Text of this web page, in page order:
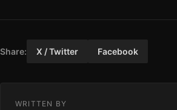
Share: X / Twitter Facebook
WRITTEN BY